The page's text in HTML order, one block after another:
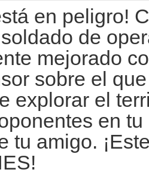
en peligro!
de
mejorado
sobre el
explorar el
en
tu amigo.